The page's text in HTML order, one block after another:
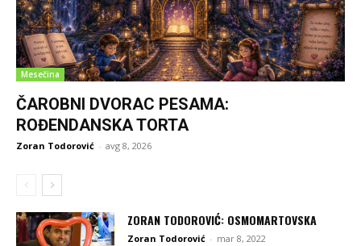
Mesečina
ČAROBNI DVORAC PESAMA:
ROĐENDANSKA TORTA
Zoran Todorović - avg 8, 2026
ZORAN TODOROVIĆ: OSMOMARTOVSKA
Zoran Todorović - mar 8, 2022